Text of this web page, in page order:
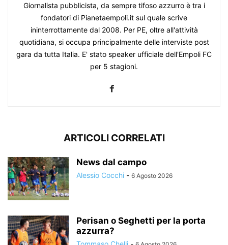
Giornalista pubblicista, da sempre tifoso azzurro è tra i
fondatori di Pianetaempoli.it sul quale scrive
ininterrottamente dal 2008. Per PE, oltre all'attività
quotidiana, si occupa principalmente delle interviste post
gara da tutta Italia. E' stato speaker ufficiale dell'Empoli FC
per 5 stagioni.
ARTICOLI CORRELATI
News dal campo
Alessio Cocchi - 6 Agosto 2026
Perisan o Seghetti per la porta
azzurra?